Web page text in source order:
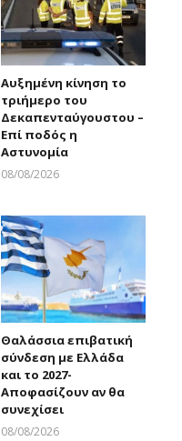
Αυξημένη κίνηση το
τριήμερο του
Δεκαπενταύγουστου –
Επί ποδός η
Αστυνομία
08/08/2026
Θαλάσσια επιβατική
σύνδεση με Ελλάδα
και το 2027-
Αποφασίζουν αν θα
συνεχίσει
08/08/2026